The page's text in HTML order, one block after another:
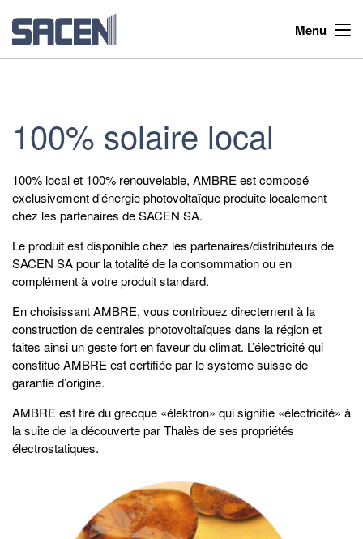
Menu
100% solaire local
100% local et 100% renouvelable, AMBRE est composé
exclusivement d'énergie photovoltaïque produite localement
chez les partenaires de SACEN SA.
Le produit est disponible chez les partenaires/distributeurs de
SACEN SA pour la totalité de la consommation ou en
complément à votre produit standard.
En choisissant AMBRE, vous contribuez directement à la
construction de centrales photovoltaïques dans la région et
faites ainsi un geste fort en faveur du climat. L’électricité qui
constitue AMBRE est certifiée par le système suisse de
garantie d’origine.
AMBRE est tiré du grecque «élektron» qui signifie «électricité» à
la suite de la découverte par Thalès de ses propriétés
électrostatiques.